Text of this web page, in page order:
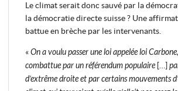
Le climat serait donc sauvé par la
la démocratie directe suisse ? Une
battue en brèche par les intervenants.
«On a voulu passer une loi appelée loi
combattue par un référendum populaire […]
d’extrême droite et par certains mouvements